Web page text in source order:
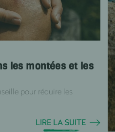
les montées et les
pour réduire les
LIRE LA SUITE